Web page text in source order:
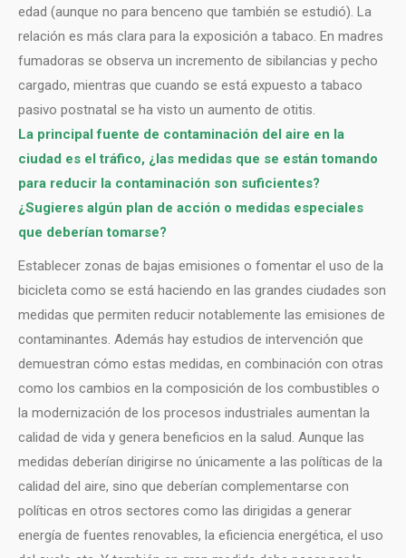
edad (aunque no para benceno que también se estudió). La
relación es más clara para la exposición a tabaco. En madres
fumadoras se observa un incremento de sibilancias y pecho
cargado, mientras que cuando se está expuesto a tabaco
pasivo postnatal se ha visto un aumento de otitis.
La principal fuente de contaminación del aire en la
ciudad es el tráfico, ¿las medidas que se están tomando
para reducir la contaminación son suficientes?
¿Sugieres algún plan de acción o medidas especiales
que deberían tomarse?
Establecer zonas de bajas emisiones o fomentar el uso de la
bicicleta como se está haciendo en las grandes ciudades son
medidas que permiten reducir notablemente las emisiones de
contaminantes. Además hay estudios de intervención que
demuestran cómo estas medidas, en combinación con otras
como los cambios en la composición de los combustibles o
la modernización de los procesos industriales aumentan la
calidad de vida y genera beneficios en la salud. Aunque las
medidas deberían dirigirse no únicamente a las políticas de la
calidad del aire, sino que deberían complementarse con
políticas en otros sectores como las dirigidas a generar
energía de fuentes renovables, la eficiencia energética, el uso